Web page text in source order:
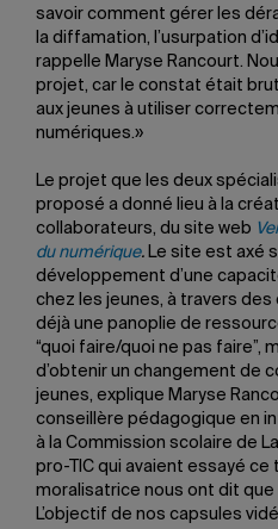
savoir comment gérer les
la diffamation, l’usurpation
rappelle Maryse Rancourt.
projet, car le constat était
aux jeunes à utiliser
numériques.»
Le projet que les deux
proposé a donné lieu à la
collaborateurs, du site web
du numérique. Le site est axé
développement d’une
chez les jeunes, à travers des
déjà une panoplie de
“quoi faire/quoi ne pas faire”,
d’obtenir un changement de
jeunes, explique Maryse
conseillère pédagogique en
à la Commission scolaire de
pro-TIC qui avaient essayé ce
moralisatrice nous ont dit
L’objectif de nos capsules